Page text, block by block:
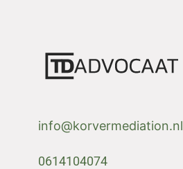
info@korvermediation.nl
0614104074